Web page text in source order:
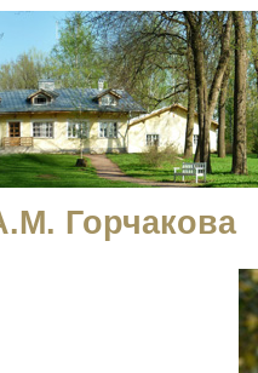
Горчакова